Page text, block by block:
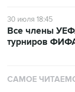
30 июля 18:45
Все члены
турниров
САМОЕ